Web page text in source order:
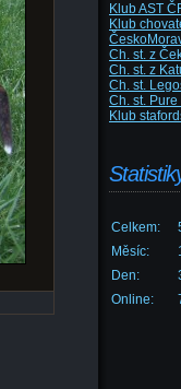
Klub AST
Klub
Ch. st. z
Ch. st. z
Ch. st.
Ch. st. Pure
Klub
Online:
Celkem:
Měsíc:
Den: